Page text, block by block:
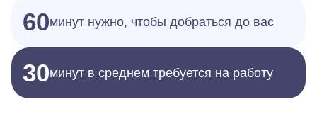
60минут нужно, чтобы добраться до вас
30минут в среднем требуется на работу